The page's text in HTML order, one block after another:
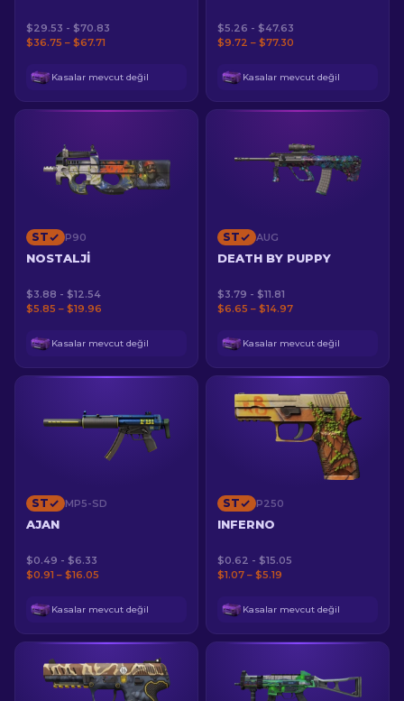
$29.53 - $70.83
$36.75 – $67.71
Kasalar mevcut değil
$5.26 - $47.63
$9.72 – $77.30
Kasalar mevcut değil
ST P90
NOSTALJI
$3.88 - $12.54
$5.85 – $19.96
Kasalar mevcut değil
ST AUG
DEATH BY PUPPY
$3.79 - $11.81
$6.65 – $14.97
Kasalar mevcut değil
ST MP5-SD
AJAN
$0.49 - $6.33
$0.91 – $16.05
Kasalar mevcut değil
ST P250
INFERNO
$0.62 - $15.05
$1.07 – $5.19
Kasalar mevcut değil